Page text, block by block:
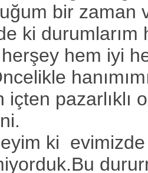
bir
ki durumlarım
hem iyi
içten
ki